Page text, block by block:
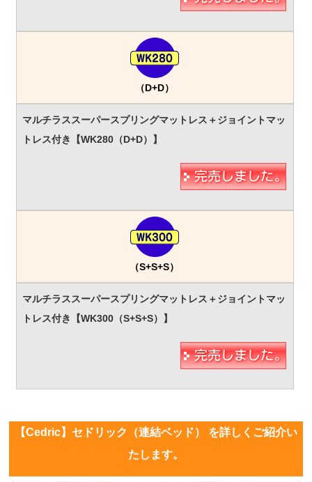
（D+D）
（S+S+S）
【Cedric】セドリック（連結ベッド） を詳しくご紹介い
たします。